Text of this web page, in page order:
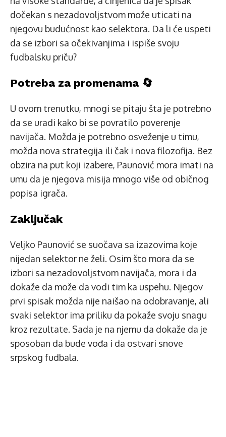
dočekan s nezadovoljstvom može uticati na
njegovu budućnost kao selektora. Da li će uspeti
da se izbori sa očekivanjima i ispiše svoju
fudbalsku priču?
Potreba za promenama 🔄
U ovom trenutku, mnogi se pitaju šta je potrebno
da se uradi kako bi se povratilo poverenje
navijača. Možda je potrebno osveženje u timu,
možda nova strategija ili čak i nova filozofija. Bez
obzira na put koji izabere, Paunović mora imati na
umu da je njegova misija mnogo više od običnog
popisa igrača.
Zaključak
Veljko Paunović se suočava sa izazovima koje
nijedan selektor ne želi. Osim što mora da se
izbori sa nezadovoljstvom navijača, mora i da
dokaže da može da vodi tim ka uspehu. Njegov
prvi spisak možda nije naišao na odobravanje, ali
svaki selektor ima priliku da pokaže svoju snagu
kroz rezultate. Sada je na njemu da dokaže da je
sposoban da bude vođa i da ostvari snove
srpskog fudbala.